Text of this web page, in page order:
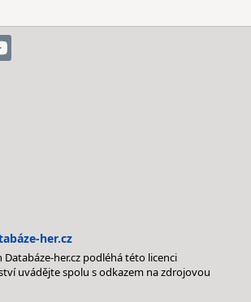
her.cz
Databáze-her.cz podléhá této licenci
uvádějte spolu s odkazem na zdrojovou